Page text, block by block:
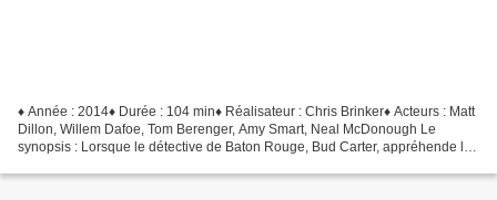
♦ Année : 2014♦ Durée : 104 min♦ Réalisateur : Chris Brinker♦ Acteurs : Matt
Dillon, Willem Dafoe, Tom Berenger, Amy Smart, Neal McDonough Le
synopsis : Lorsque le détective de Baton Rouge, Bud Carter, appréhende le